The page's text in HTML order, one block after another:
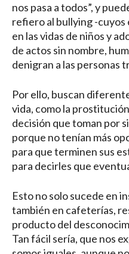
nos pasa a todos”, y
refiero al bullying -
en las vidas de niños y
de actos sin nombre,
denigran a las personas
Por ello, buscan
vida, como la
decisión que toman por
porque no tenían más
para que terminen sus
para decirles que
Esto no solo sucede en
también en cafeterías,
producto del
Tan fácil sería, que nos